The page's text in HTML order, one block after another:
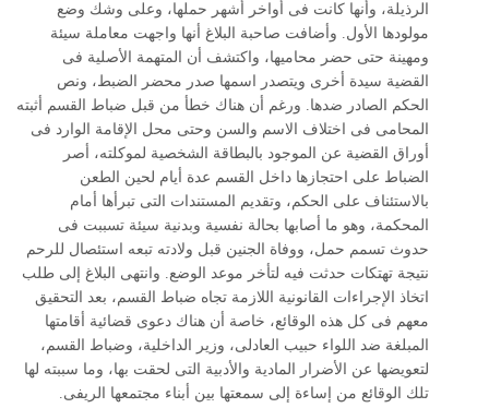
الرذيلة، وأنها كانت فى أواخر أشهر حملها، وعلى وشك وضع
مولودها الأول. وأضافت صاحبة البلاغ أنها واجهت معاملة سيئة
ومهينة حتى حضر محاميها، واكتشف أن المتهمة الأصلية فى
القضية سيدة أخرى ويتصدر اسمها صدر محضر الضبط، ونص
الحكم الصادر ضدها. ورغم أن هناك خطأ من قبل ضباط القسم أثبته
المحامى فى اختلاف الاسم والسن وحتى محل الإقامة الوارد فى
أوراق القضية عن الموجود بالبطاقة الشخصية لموكلته، أصر
الضباط على احتجازها داخل القسم عدة أيام لحين الطعن
بالاستئناف على الحكم، وتقديم المستندات التى تبرأها أمام
المحكمة، وهو ما أصابها بحالة نفسية وبدنية سيئة تسببت فى
حدوث تسمم حمل، ووفاة الجنين قبل ولادته تبعه استئصال للرحم
نتيجة تهتكات حدثت فيه لتأخر موعد الوضع. وانتهى البلاغ إلى طلب
اتخاذ الإجراءات القانونية اللازمة تجاه ضباط القسم، بعد التحقيق
معهم فى كل هذه الوقائع، خاصة أن هناك دعوى قضائية أقامتها
المبلغة ضد اللواء حبيب العادلى، وزير الداخلية، وضباط القسم،
لتعويضها عن الأضرار المادية والأدبية التى لحقت بها، وما سببته لها
تلك الوقائع من إساءة إلى سمعتها بين أبناء مجتمعها الريفى.